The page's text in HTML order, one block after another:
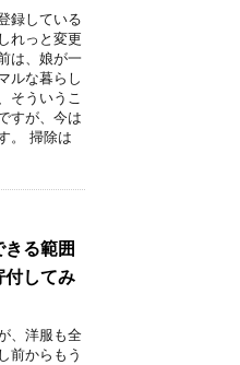
録している
れっと変更
は、娘が一
ルな暮らし
そういうこ
すが、今は
。 掃除は
る範囲
付してみ
、洋服も全
前からもう